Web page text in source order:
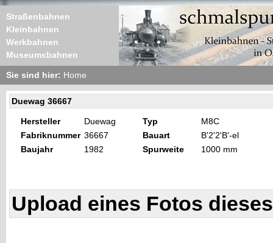
Straßenbahnen
Kleinbahnen
Werkbahnen
Museumsbahnen
Sie sind hier: Home
Duewag 36667
Hersteller Duewag Typ
M8C
Fabriknummer 36667 Bauart
B'2'2'B'-el
Baujahr
1982 Spurweite 1000 mm
Upload eines Fotos